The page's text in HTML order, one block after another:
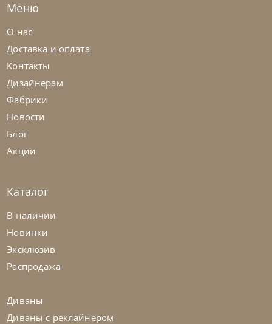
Samoa
Кровать Zen
Меню
О нас
Доставка и оплата
Контакты
Дизайнерам
Фабрики
Новости
Блог
Акции
Каталог
В наличии
Новинки
Эксклюзив
Распродажа
Диваны
Диваны с реклайнером